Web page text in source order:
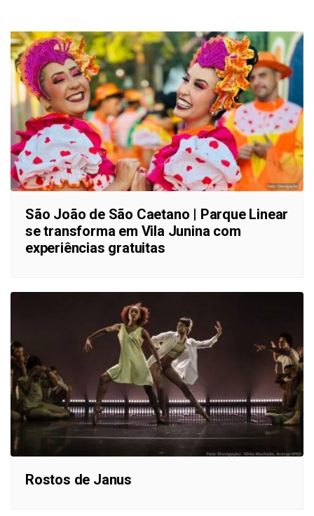
São João de São Caetano | Parque Linear
se transforma em Vila Junina com
experiências gratuitas
Rostos de Janus